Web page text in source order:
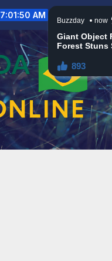
7:01:51 AM